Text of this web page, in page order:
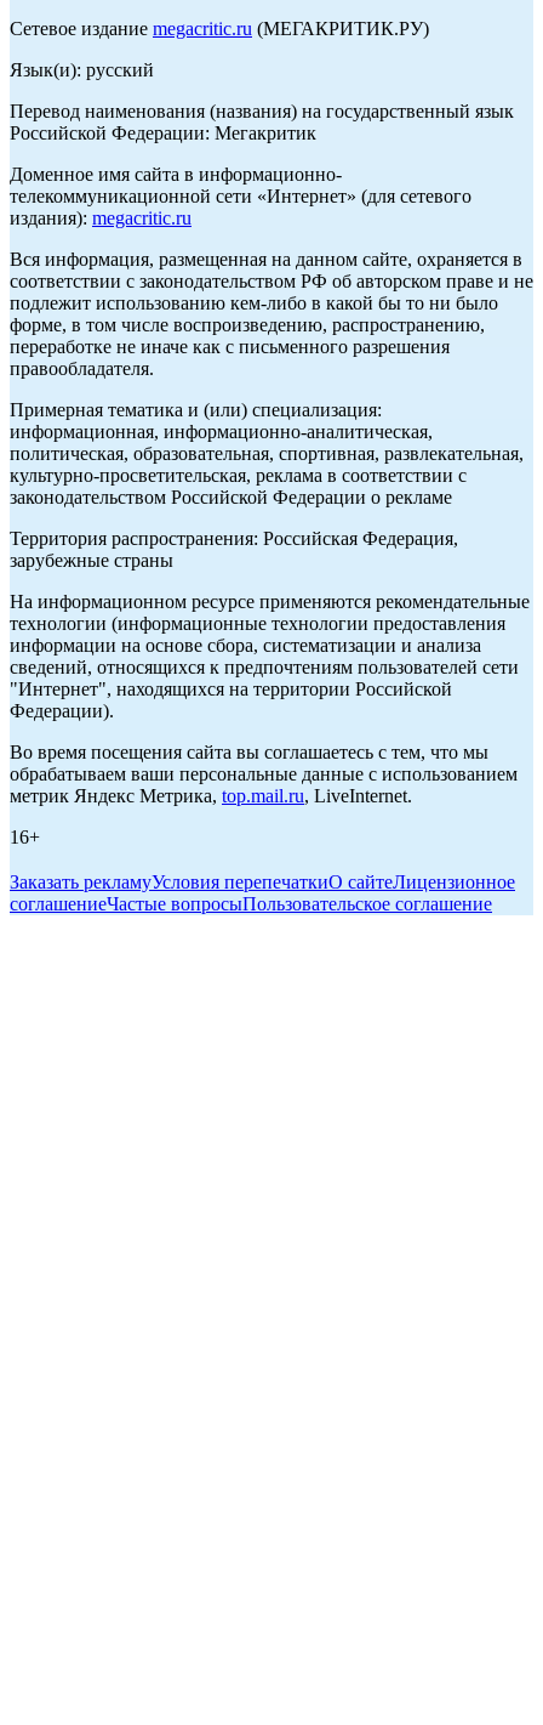
Сетевое издание megacritic.ru (МЕГАКРИТИК.РУ)
Язык(и): русский
Перевод наименования (названия) на государственный язык
Российской Федерации: Мегакритик
Доменное имя сайта в информационно-
телекоммуникационной сети «Интернет» (для сетевого
издания): megacritic.ru
Вся информация, размещенная на данном сайте, охраняется в
соответствии с законодательством РФ об авторском праве и не
подлежит использованию кем-либо в какой бы то ни было
форме, в том числе воспроизведению, распространению,
переработке не иначе как с письменного разрешения
правообладателя.
Примерная тематика и (или) специализация:
информационная, информационно-аналитическая,
политическая, образовательная, спортивная, развлекательная,
культурно-просветительская, реклама в соответствии с
законодательством Российской Федерации о рекламе
Территория распространения: Российская Федерация,
зарубежные страны
На информационном ресурсе применяются рекомендательные
технологии (информационные технологии предоставления
информации на основе сбора, систематизации и анализа
сведений, относящихся к предпочтениям пользователей сети
"Интернет", находящихся на территории Российской
Федерации).
Во время посещения сайта вы соглашаетесь с тем, что мы
обрабатываем ваши персональные данные с использованием
метрик Яндекс Метрика, top.mail.ru, LiveInternet.
16+
Заказать рекламуУсловия перепечаткиО сайтеЛицензионное
соглашениеЧастые вопросыПользовательское соглашение